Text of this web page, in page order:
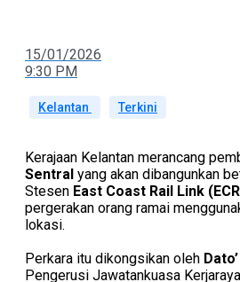
15/01/2026
9:30 PM
Kelantan Terkini
Kerajaan Kelantan merancang
Sentral yang akan dibangunkan
Stesen East Coast Rail Link
pergerakan orang ramai
lokasi.
Perkara itu dikongsikan oleh
Pengerusi Jawatankuasa